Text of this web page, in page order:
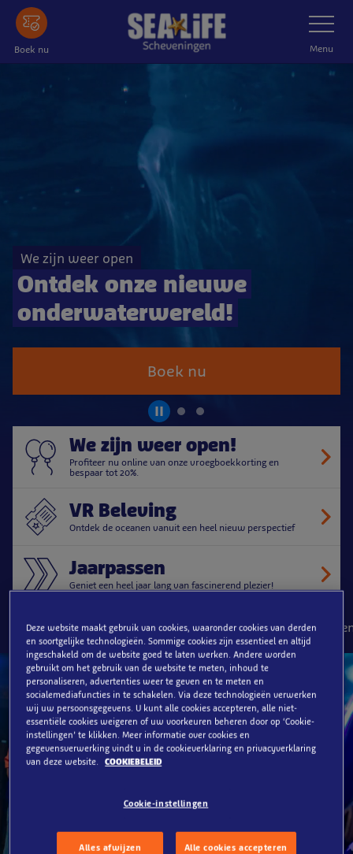
naar
Boek nu Menu
We zijn weer open
Ontdek onze nieuwe
onderwaterwereld!
Boek nu
We zijn weer open!
Profiteer nu online van onze vroegboekkorting en
bespaar tot 20%.
VR Beleving
Ontdek de oceanen vanuit een heel nieuw perspectief
Jaarpassen
Geniet een heel jaar lang van fascinerend plezier!
Kleurrijke biodiversiteit Dagelijks boeiende
Online vanaf
€20
in plaats van €25 ter plaatse
Deze website maakt gebruik van cookies, waaronder cookies van derden
en soortgelijke technologieën. Sommige cookies zijn essentieel en altijd
ingeschakeld om de website goed te laten werken. Andere worden
gebruikt om het gebruik van de website te meten, inhoud te
personaliseren, advertenties weer te geven en te meten en
socialemediafuncties in te schakelen. Via deze technologieën verwerken
wij uw persoonsgegevens. U kunt alle cookies accepteren, alle niet-
essentiële cookies weigeren of uw voorkeuren beheren door op ‘Cookie-
instellingen’ te klikken. Meer informatie over cookies en
gegevensverwerking vindt u in de cookieverklaring en privacyverklaring
van deze website.
COOKIEBELEID
Cookie-instellingen
Alles afwijzen Alle cookies accepteren